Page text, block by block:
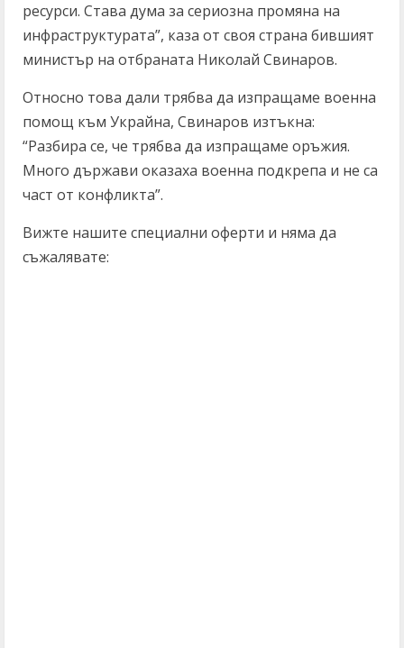
ресурси. Става дума за сериозна промяна на
инфраструктурата”, каза от своя страна бившият
министър на отбраната Николай Свинаров.
Относно това дали трябва да изпращаме военна
помощ към Украйна, Свинаров изтъкна:
“Разбира се, че трябва да изпращаме оръжия.
Много държави оказаха военна подкрепа и не са
част от конфликта”.
Вижте нашите специални оферти и няма да
съжалявате: